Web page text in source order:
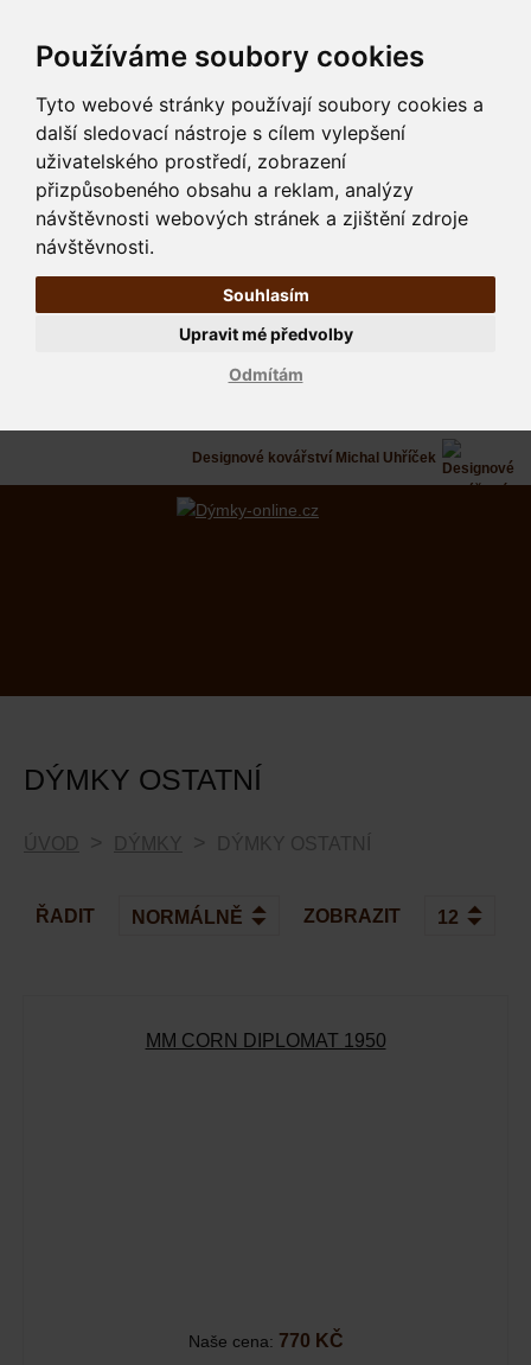
Používáme soubory cookies
Tyto webové stránky používají soubory cookies a
další sledovací nástroje s cílem vylepšení
uživatelského prostředí, zobrazení
přizpůsobeného obsahu a reklam, analýzy
návštěvnosti webových stránek a zjištění zdroje
návštěvnosti.
Souhlasím
Odmítám
Upravit mé předvolby
Designové kovářství Michal Uhříček
DÝMKY OSTATNÍ
ÚVOD DÝMKY DÝMKY OSTATNÍ
ŘADIT ZOBRAZIT
MM CORN DIPLOMAT 1950
Naše cena: 770 KČ